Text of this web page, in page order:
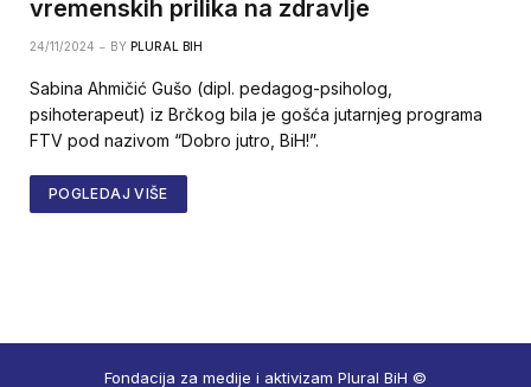
vremenskih prilika na zdravlje
24/11/2024 BY PLURAL BIH
Sabina Ahmičić Gušo (dipl. pedagog-psiholog,
psihoterapeut) iz Brčkog bila je gošća jutarnjeg programa
FTV pod nazivom “Dobro jutro, BiH!”.
POGLEDAJ VIŠE
Fondacija za medije i aktivizam Plural BiH ©